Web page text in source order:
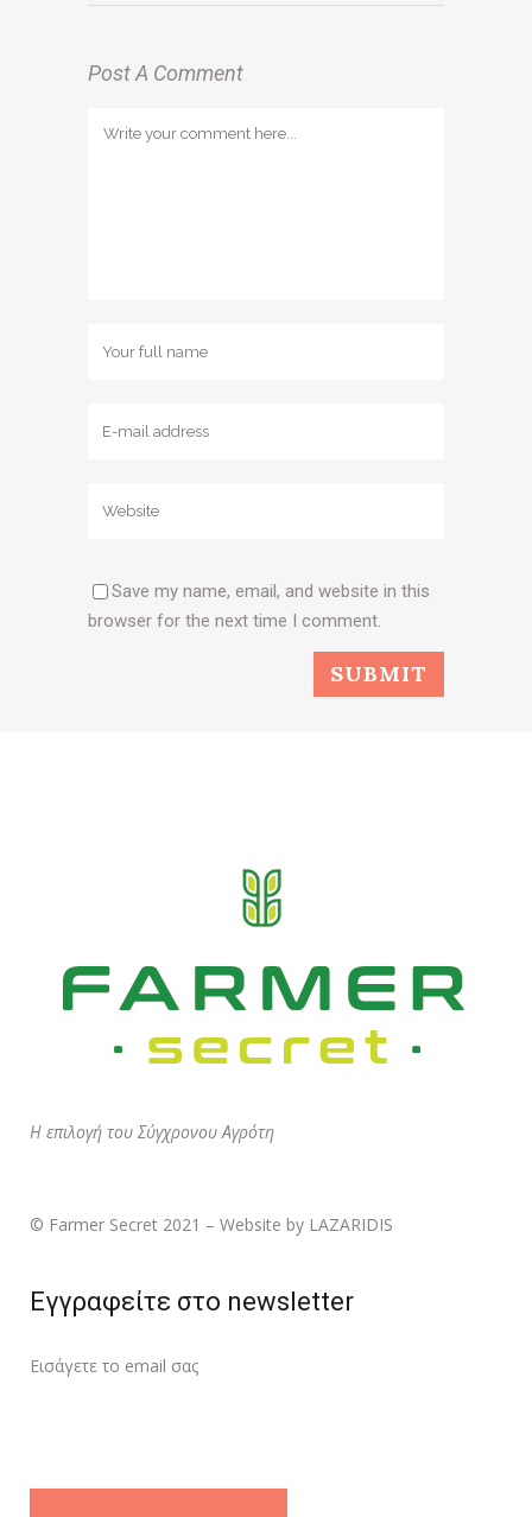
Post A Comment
Save my name, email, and website in this
browser for the next time I comment.
Η επιλογή του Σύγχρονου Αγρότη
© Farmer Secret 2021 – Website by LAZARIDIS
Εγγραφείτε στο newsletter
Εισάγετε τo email σας